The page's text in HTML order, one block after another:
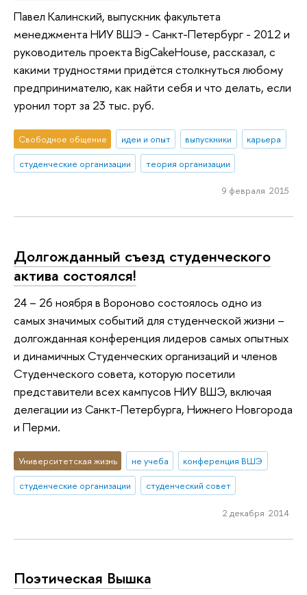
Павел Калинский, выпускник факультета
менеджмента НИУ ВШЭ - Санкт-Петербург - 2012 и
руководитель проекта BigCakeHouse, рассказал, с
какими трудностями придётся столкнуться любому
предпринимателю, как найти себя и что делать, если
уронил торт за 23 тыс. руб.
Свободное общение идеи и опыт выпускники
карьера
студенческие организации
теория организации
9 февраля 2015
Долгожданный съезд студенческого
актива состоялся!
24 – 26 ноября в Вороново состоялось одно из
самых значимых событий для студенческой жизни –
долгожданная конференция лидеров самых опытных
и динамичных Студенческих организаций и членов
Студенческого совета, которую посетили
представители всех кампусов НИУ ВШЭ, включая
делегации из Санкт-Петербурга, Нижнего Новгорода
и Перми.
Университетская жизнь не учеба
конференция ВШЭ
студенческие организации
студенческий совет
2 декабря 2014
Поэтическая Вышка